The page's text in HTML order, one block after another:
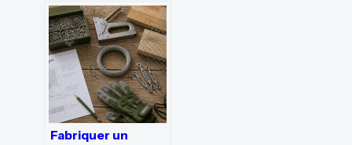
Fabriquer un